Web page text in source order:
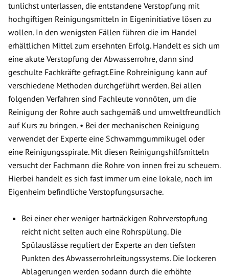
tunlichst unterlassen, die entstandene Verstopfung mit
hochgiftigen Reinigungsmitteln in Eigeninitiative lösen zu
wollen. In den wenigsten Fällen führen die im Handel
erhältlichen Mittel zum ersehnten Erfolg. Handelt es sich um
eine akute Verstopfung der Abwasserrohre, dann sind
geschulte Fachkräfte gefragt.Eine Rohreinigung kann auf
verschiedene Methoden durchgeführt werden. Bei allen
folgenden Verfahren sind Fachleute vonnöten, um die
Reinigung der Rohre auch sachgemäß und umweltfreundlich
auf Kurs zu bringen. • Bei der mechanischen Reinigung
verwendet der Experte eine Schwammgummikugel oder
eine Reinigungsspirale. Mit diesen Reinigungshilfsmitteln
versucht der Fachmann die Rohre von innen frei zu scheuern.
Hierbei handelt es sich fast immer um eine lokale, noch im
Eigenheim befindliche Verstopfungsursache.
Bei einer eher weniger hartnäckigen Rohrverstopfung
reicht nicht selten auch eine Rohrspülung. Die
Spülauslässe reguliert der Experte an den tiefsten
Punkten des Abwasserrohrleitungssystems. Die lockeren
Ablagerungen werden sodann durch die erhöhte